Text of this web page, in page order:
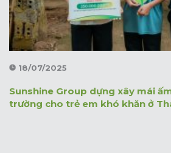
18/07/2025
Sunshine Group dựng xây mái
trường cho trẻ em khó khăn ở